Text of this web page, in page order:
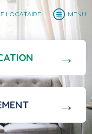
LOCATAIRE MENU